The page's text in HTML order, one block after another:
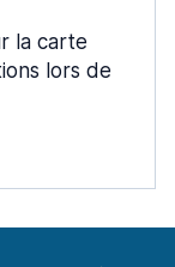
la carte
lors de